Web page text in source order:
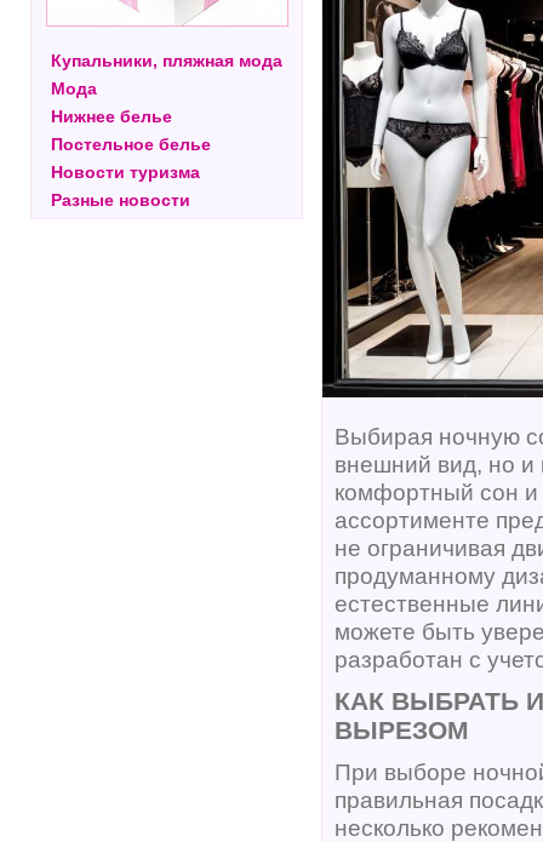
Купальники, пляжная мода
Мода
Нижнее белье
Постельное белье
Новости туризма
Разные новости
Выбирая ночную
внешний вид, но и
комфортный сон
ассортименте
не ограничивая
продуманному
естественные
можете быть
разработан с
КАК ВЫБРАТЬ
ВЫРЕЗОМ
При выборе
правильная
несколько